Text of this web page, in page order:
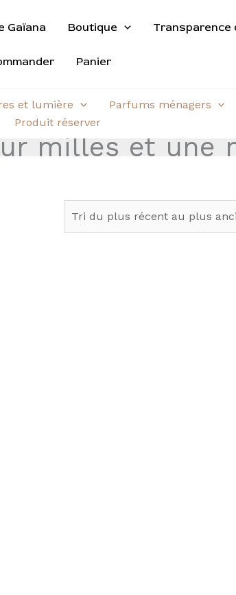
Gaïana Boutique Transparence
Panier
et lumière Parfums ménagers
Produit réserver
milles et une